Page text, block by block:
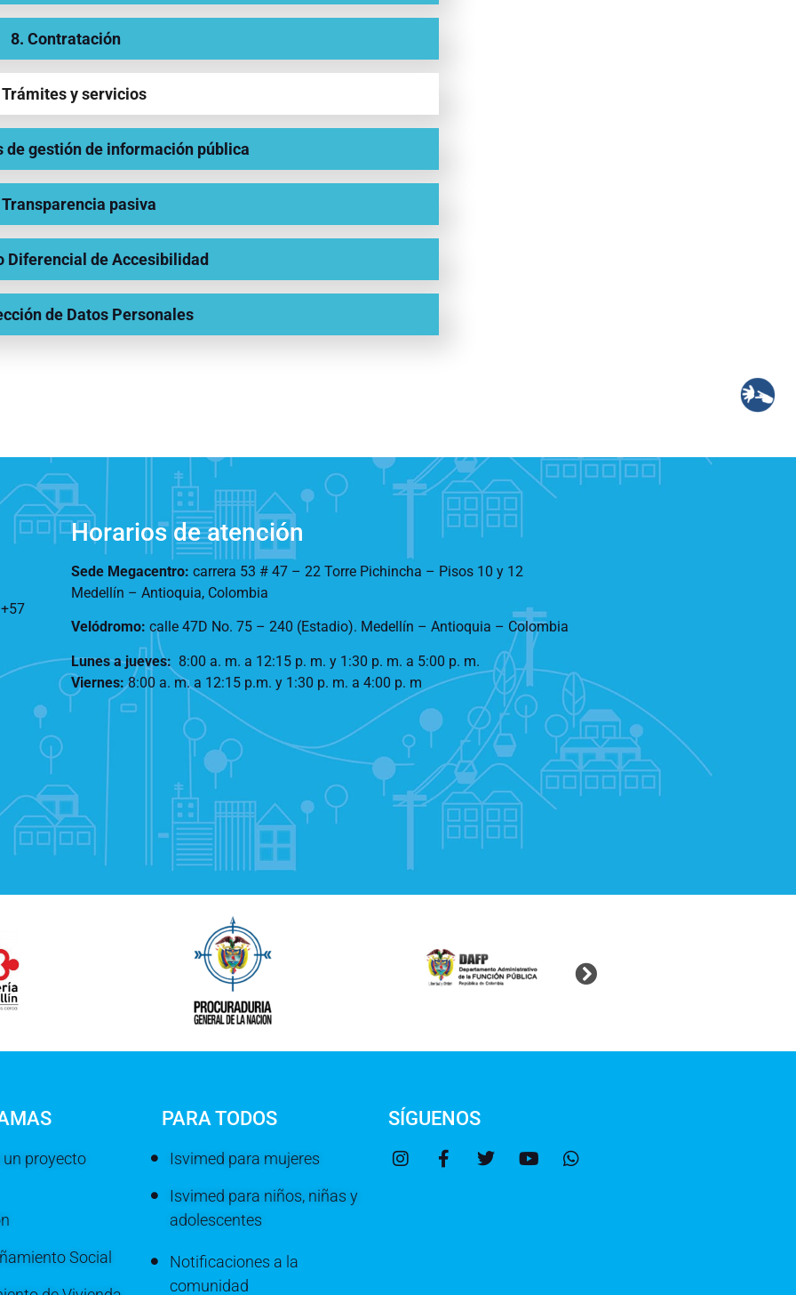
8. Contratación
y servicios
de gestión de información pública
pasiva
Diferencial de Accesibilidad
de Datos Personales
+57
Horarios de atención
Sede Megacentro: carrera 53 # 47 – 22 Torre Pichincha – Pisos 10 y 12
Medellín – Antioquia, Colombia
Velódromo: calle 47D No. 75 – 240 (Estadio). Medellín – Antioquia – Colombia
Lunes a jueves: 8:00 a. m. a 12:15 p. m. y 1:30 p. m. a 5:00 p. m.
Viernes:8:00 a. m. a 12:15 p.m. y 1:30 p. m. a 4:00 p. m
un proyecto
Social
PARA TODOS
Isvimed para mujeres
Isvimed para niños, niñas y
adolescentes
Notificaciones a la
comunidad
SÍGUENOS